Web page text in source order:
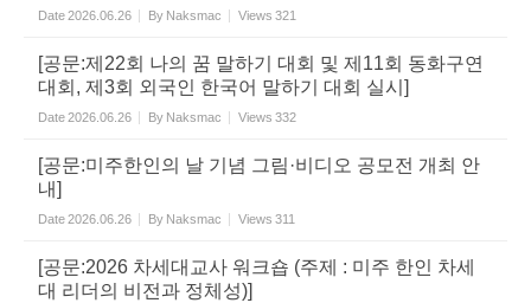
Date2026.06.26 By Naksmac Views 321
[공문:제22회 나의 꿈 말하기 대회 및 제11회 동화구연
대회, 제3회 외국인 한국어 말하기 대회 실시]
Date2026.06.26 By Naksmac Views 332
[공문:미주한인의 날 기념 그림·비디오 공모전 개최 안
내]
Date2026.06.26 By Naksmac Views 311
[공문:2026 차세대교사 워크숍 (주제 : 미주 한인 차세
대 리더의 비전과 정체성)]